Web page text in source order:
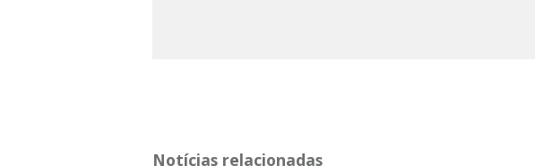
Notícias relacionadas